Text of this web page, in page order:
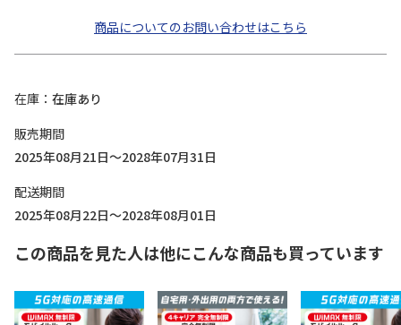
商品についてのお問い合わせはこちら
在庫
在庫あり
販売期間
2025年08月21日～2028年07月31日
配送期間
2025年08月22日～2028年08月01日
この商品を見た人は他にこんな商品も買っています